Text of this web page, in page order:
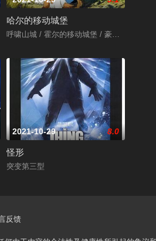
/ Finding Nemo 3D
哈尔的移动城堡
呼啸山城 / 霍尔的移动城堡 / 豪尔的机动城
2021-10-29 8.0
怪形
突变第三型
反馈